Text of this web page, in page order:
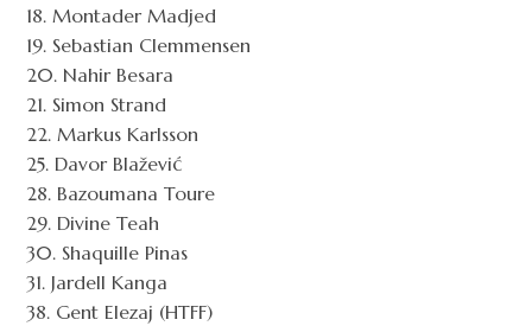
18. Montader Madjed
19. Sebastian Clemmensen
20. Nahir Besara
21. Simon Strand
22. Markus Karlsson
25. Davor Blažević
28. Bazoumana Toure
29. Divine Teah
30. Shaquille Pinas
31. Jardell Kanga
38. Gent Elezaj (HTFF)